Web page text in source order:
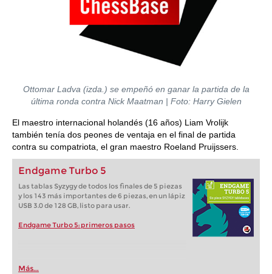
Ottomar Ladva (izda.) se empeñó en ganar la partida de la
última ronda contra Nick Maatman | Foto: Harry Gielen
El maestro internacional holandés (16 años) Liam Vrolijk
también tenía dos peones de ventaja en el final de partida
contra su compatriota, el gran maestro Roeland Pruijssers.
Endgame Turbo 5
Las tablas Syzygy de todos los finales de 5 piezas
y los 143 más importantes de 6 piezas, en un lápiz
USB 3.0 de 128 GB, listo para usar.
Endgame Turbo 5: primeros pasos
Más...